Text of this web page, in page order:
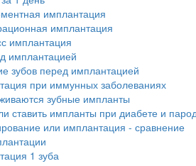
имплантация
имплантация
имплантация
имплантацией
зубов перед имплантацией
при иммунных заболеваниях
зубные импланты
ставить импланты при диабете и
или имплантация - сравнение
1 зуба